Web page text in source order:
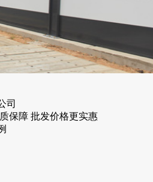
司
保障 批发价格更实惠